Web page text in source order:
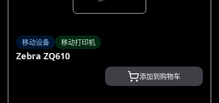
移动设备 移动打印机
Zebra ZQ610
添加到购物车